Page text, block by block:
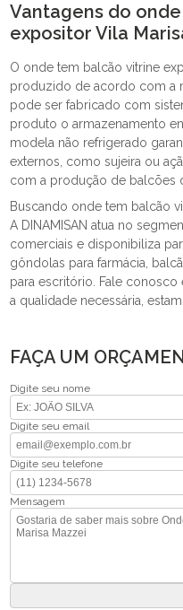
Vantagens do
expositor Vila
O onde tem balcão vitrine
produzido de acordo com a
pode ser fabricado com
produto o armazenamento
modela não refrigerado
externos, como sujeira ou
com a produção de balcões
Buscando onde tem balcão
A DINAMISAN atua no
comerciais e disponibiliza
gôndolas para farmácia,
para escritório. Fale
a qualidade necessária,
FAÇA UM
Digite seu nome
Digite seu email
Digite seu telefone
Mensagem